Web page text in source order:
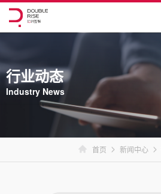
行业动态
Industry News
首页 新闻中心